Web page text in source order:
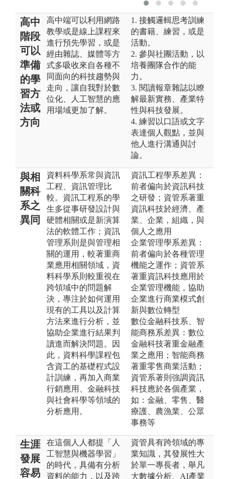
高中
階段
可以
準備
的學
習方
法或
方向
高中端可以利用網路
教學或是線上課程來
進行預先學習，或是
經由雜誌、媒體等方
式多吸收來自各種不
同面向的科技趨勢與
走向，讓自我對於數
位化、人工智慧的應
用場域更加了解。
1. 接觸邏輯思考訓練
的書籍、練習，或是
活動。
2. 參與社團活動，以
培養團隊合作的能
力。
3. 閱讀報章雜誌以瞭
解最新實務、產業特
性與科技發展。
4. 練習以口語或文字
表達個人觀點，並與
他人進行溝通與討
論。
與相
關科
系之
異同
資料科學系常與資訊
工程、資訊管理比
較。資訊工程系的學
生多從事研發設計與
硬體相關或是新演算
法的軟體工作；資訊
管理系則是與管理相
關的運用，較著重商
業應用相關領域，資
料科學系則較重視在
跨領域中的問題解
決，專注於如何運用
現有的工具以及計算
方法來進行分析，並
協助企業進行結果判
讀進而解決問題。因
此，資料科學課程包
含資工的基礎程式設
計訓練，再加入商業
行銷應用、金融科技
與社會科學等領域的
分析應用。
資訊工程學系差異：
前者偏向於資訊科技
之研發；資管系著重
資訊科技於經濟、產
業、企業，組織，與
個人之應用
企業管理學系差異：
前者偏向於各種管理
機能之運作；資管系
著重資訊科技應用於
企業管理機能，協助
企業進行商業模式創
新與數位轉型
數位金融科技系、智
能商務系差異：數位
金融科技著重金融產
業之應用；智能商務
著重零售商業活動；
資管系著則強調資訊
科技應於各個產業，
如：金融、零售、醫
療護、農漁業、公眾
事務等
生涯
發展
容易
在這個人人都提「人
工智慧與機器學習」
的時代，具備有分析
資料的能力，以及跨
資管具有跨領域的專
業知識，其發展性大
於單一專長者，舉凡
大數據分析、AI產業